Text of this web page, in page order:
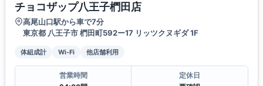
チョコザップ八王子椚田店
高尾山口駅から車で7分
東京都 八王子市 椚田町592ー17 リッツクヌギダ 1F
体組成計 Wi-Fi 他店舗利用
営業時間
定休日